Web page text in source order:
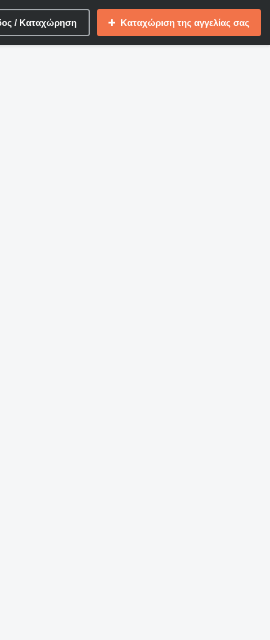
/ Καταχώρηση Καταχώριση της αγγελίας σας